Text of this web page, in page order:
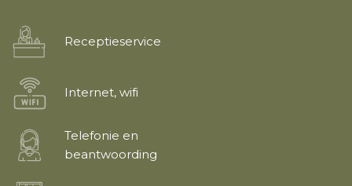
Receptieservice
Internet, wifi
Telefonie en
beantwoording